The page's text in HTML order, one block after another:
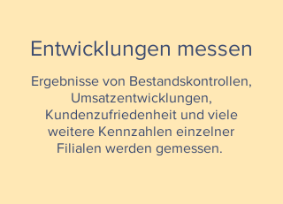
Entwicklungen messen
Ergebnisse von Bestandskontrollen,
Umsatzentwicklungen,
Kundenzufriedenheit und viele
weitere Kennzahlen einzelner
Filialen werden gemessen.